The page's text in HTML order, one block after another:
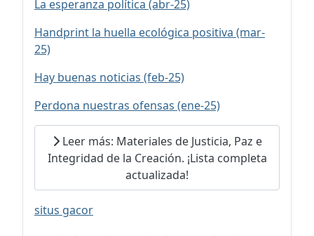
La esperanza política (abr-25)
Handprint la huella ecológica positiva (mar-
25)
Hay buenas noticias (feb-25)
Perdona nuestras ofensas (ene-25)
Leer más: Materiales de Justicia, Paz e
Integridad de la Creación. ¡Lista completa
actualizada!
situs gacor